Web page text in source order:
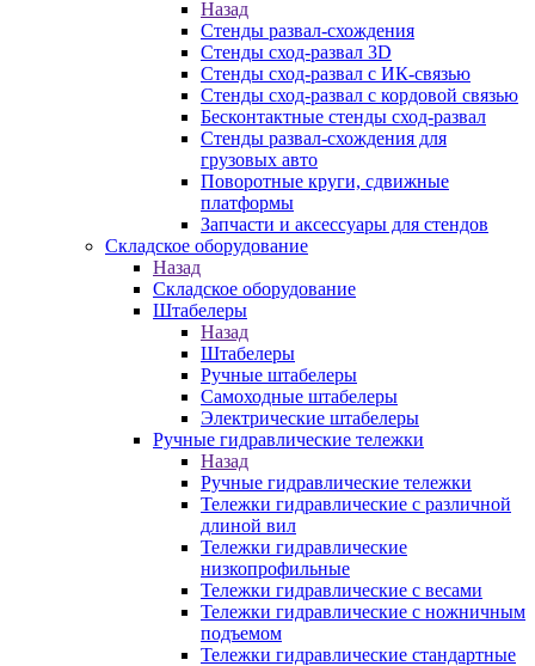
Назад
Стенды развал-схождения
Стенды сход-развал 3D
Стенды сход-развал с ИК-связью
Стенды сход-развал с кордовой связью
Бесконтактные стенды сход-развал
Стенды развал-схождения для
грузовых авто
Поворотные круги, сдвижные
платформы
Запчасти и аксессуары для стендов
Складское оборудование
Назад
Складское оборудование
Штабелеры
Назад
Штабелеры
Ручные штабелеры
Самоходные штабелеры
Электрические штабелеры
Ручные гидравлические тележки
Назад
Ручные гидравлические тележки
Тележки гидравлические с различной
длиной вил
Тележки гидравлические
низкопрофильные
Тележки гидравлические с весами
Тележки гидравлические с ножничным
подъемом
Тележки гидравлические стандартные